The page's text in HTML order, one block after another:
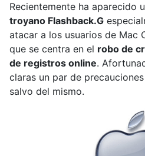
Recientemente ha aparecido
troyano Flashback.G
atacar a los usuarios de Mac
que se centra en el robo de
de registros online.
claras un par de
salvo del mismo.